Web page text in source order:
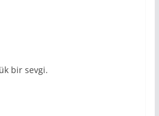
bir sevgi.